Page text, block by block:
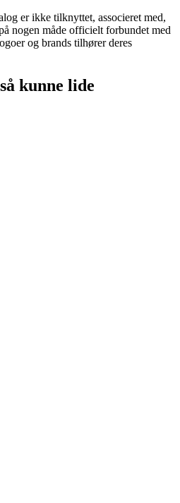
er ikke tilknyttet, associeret med,
nogen måde officielt forbundet med
og brands tilhører deres
kunne lide